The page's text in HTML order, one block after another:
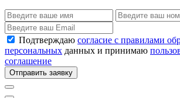
Подтверждаю согласие с правилами
персональных данных и принимаю
соглашение
Отправить заявку